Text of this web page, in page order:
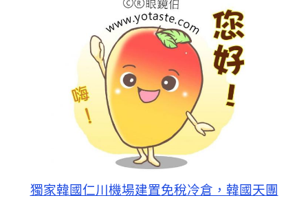
獨家韓國仁川機場建置免稅冷倉，韓國天團